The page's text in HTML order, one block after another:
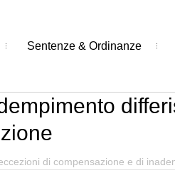
Sentenze & Ordinanze
di compensazione e di